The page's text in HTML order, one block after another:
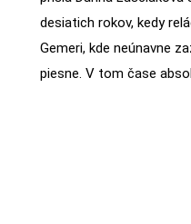
desiatich rokov, kedy
Gemeri, kde neúnavne
piesne. V tom čase